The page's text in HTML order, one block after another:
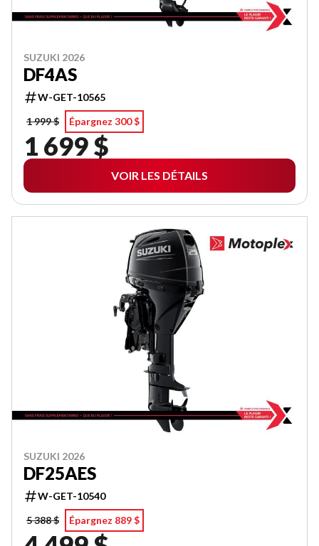
SUZUKI 2026
DF4AS
W-GET-10565
1 999 $
Épargnez 300 $
1 699 $
VOIR LES DÉTAILS
SUZUKI 2026
DF25AES
W-GET-10540
5 388 $
Épargnez 889 $